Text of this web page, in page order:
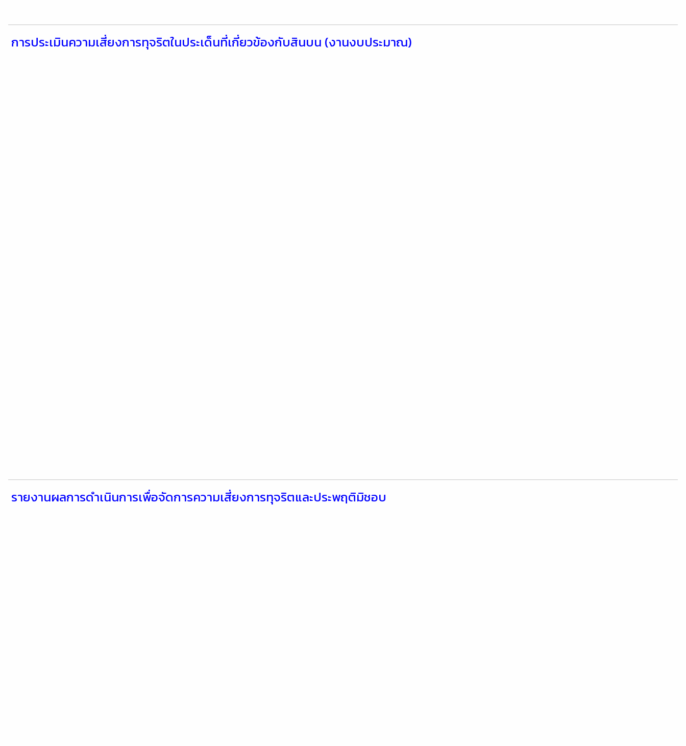
การประเมินความเสี่ยงการทุจริตในประเด็นที่เกี่ยวข้องกับสินบน (งานงบประมาณ)
รายงานผลการดำเนินการเพื่อจัดการความเสี่ยงการทุจริตและประพฤติมิชอบ